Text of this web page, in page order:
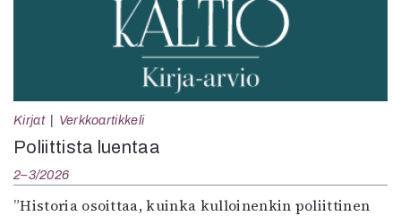
Kirjat Verkkoartikkeli
Poliittista luentaa
2–3/2026
”Historia osoittaa, kuinka kulloinenkin poliittinen